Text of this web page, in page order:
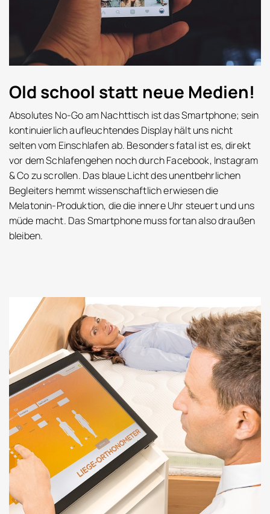
Old school statt neue Medien!
Absolutes No-Go am Nachttisch ist das Smartphone; sein
kontinuierlich aufleuchtendes Display hält uns nicht
selten vom Einschlafen ab. Besonders fatal ist es, direkt
vor dem Schlafengehen noch durch Facebook, Instagram
& Co zu scrollen. Das blaue Licht des unentbehrlichen
Begleiters hemmt wissenschaftlich erwiesen die
Melatonin-Produktion, die die innere Uhr steuert und uns
müde macht. Das Smartphone muss fortan also draußen
bleiben.